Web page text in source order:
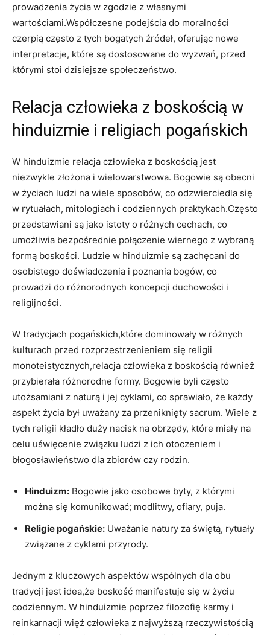
prowadzenia życia w zgodzie z własnymi
wartościami.Współczesne podejścia do moralności
czerpią często z tych bogatych źródeł, oferując nowe
interpretacje, które są dostosowane do wyzwań, przed
którymi stoi dzisiejsze społeczeństwo.
Relacja człowieka z boskością w
hinduizmie i religiach pogańskich
W hinduizmie relacja człowieka z boskością jest
niezwykle złożona i wielowarstwowa. Bogowie są obecni
w życiach ludzi na wiele sposobów, co odzwierciedla się
w rytuałach, mitologiach i codziennych praktykach.Często
przedstawiani są jako istoty o różnych cechach, co
umożliwia bezpośrednie połączenie wiernego z wybraną
formą boskości. Ludzie w hinduizmie są zachęcani do
osobistego doświadczenia i poznania bogów, co
prowadzi do różnorodnych koncepcji duchowości i
religijności.
W tradycjach pogańskich,które dominowały w różnych
kulturach przed rozprzestrzenieniem się religii
monoteistycznych,relacja człowieka z boskością również
przybierała różnorodne formy. Bogowie byli często
utożsamiani z naturą i jej cyklami, co sprawiało, że każdy
aspekt życia był uważany za przeniknięty sacrum. Wiele z
tych religii kładło duży nacisk na obrzędy, które miały na
celu uświęcenie związku ludzi z ich otoczeniem i
błogosławieństwo dla zbiorów czy rodzin.
Hinduizm: Bogowie jako osobowe byty, z którymi
można się komunikować; modlitwy, ofiary, puja.
Religie pogańskie: Uważanie natury za świętą, rytuały
związane z cyklami przyrody.
Jednym z kluczowych aspektów wspólnych dla obu
tradycji jest idea,że boskość manifestuje się w życiu
codziennym. W hinduizmie poprzez filozofię karmy i
reinkarnacji więź człowieka z najwyższą rzeczywistością